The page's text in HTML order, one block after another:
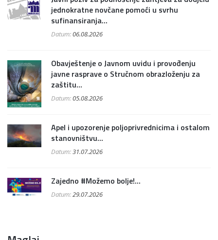
jednokratne novčane pomoći u svrhu
sufinansiranja...
Datum:06.08.2026
Obavještenje o Javnom uvidu i provođenju
javne rasprave o Stručnom obrazloženju za
zaštitu...
Datum:05.08.2026
Apel i upozorenje poljoprivrednicima i ostalom
stanovništvu...
Datum:31.07.2026
Zajedno #Možemo bolje!...
Datum:29.07.2026